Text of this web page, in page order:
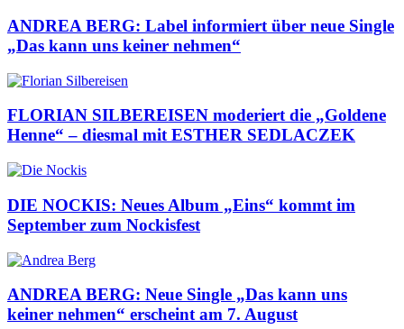
ANDREA BERG: Label informiert über neue Single
„Das kann uns keiner nehmen“
FLORIAN SILBEREISEN moderiert die „Goldene
Henne“ – diesmal mit ESTHER SEDLACZEK
DIE NOCKIS: Neues Album „Eins“ kommt im
September zum Nockisfest
ANDREA BERG: Neue Single „Das kann uns
keiner nehmen“ erscheint am 7. August